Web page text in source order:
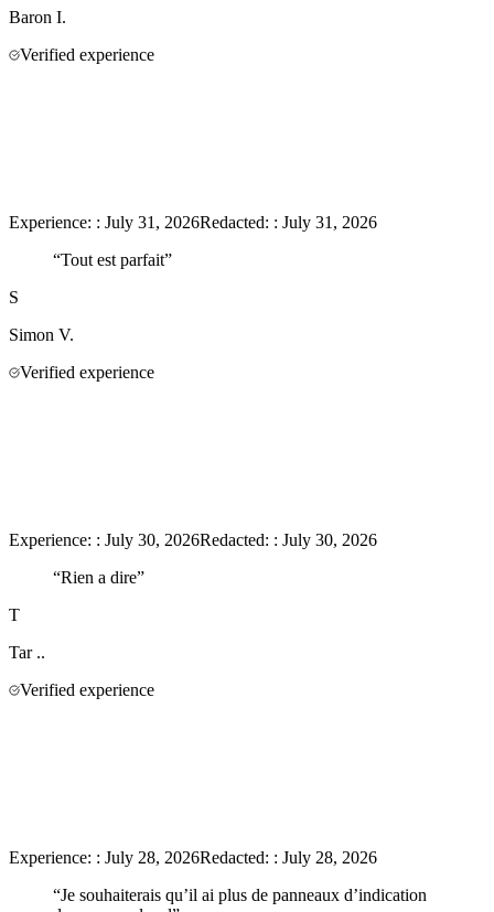
Baron I.
Verified experience
Experience: : July 31, 2026Redacted: : July 31, 2026
“Tout est parfait”
S
Simon V.
Verified experience
Experience: : July 30, 2026Redacted: : July 30, 2026
“Rien a dire”
T
Tar ..
Verified experience
Experience: : July 28, 2026Redacted: : July 28, 2026
“Je souhaiterais qu’il ai plus de panneaux d’indication